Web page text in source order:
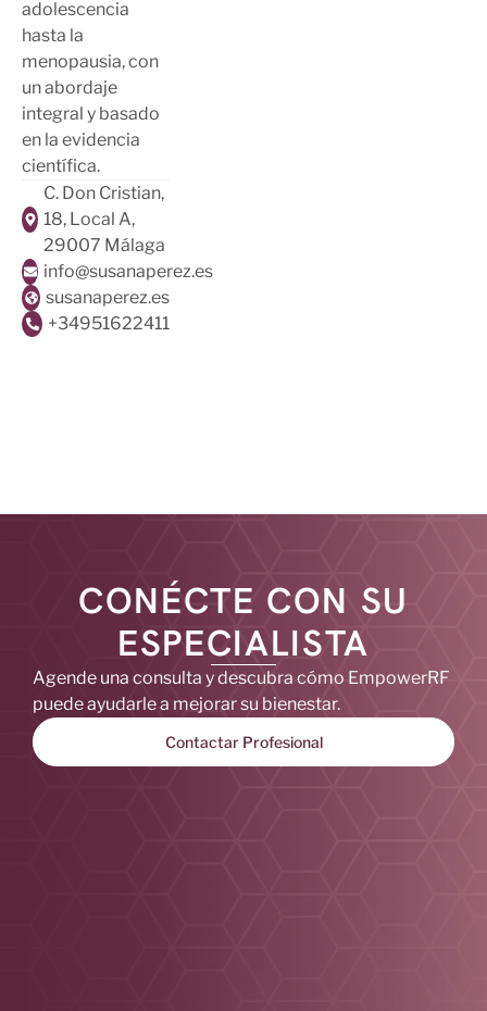
adolescencia
hasta la
menopausia, con
un abordaje
integral y basado
en la evidencia
científica.
C. Don Cristian,
18, Local A,
29007 Málaga
info@susanaperez.es
susanaperez.es
+34951622411
CONÉCTE CON SU
ESPECIALISTA
Agende una consulta y descubra cómo EmpowerRF
puede ayudarle a mejorar su bienestar.
Contactar Profesional